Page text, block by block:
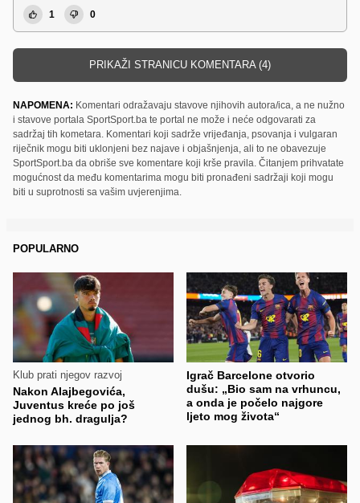
1 0
PRIKAŽI STRANICU KOMENTARA (4)
NAPOMENA: Komentari odražavaju stavove njihovih autora/ica, a ne nužno
i stavove portala SportSport.ba te portal ne može i neće odgovarati za
sadržaj tih kometara. Komentari koji sadrže vrijeđanja, psovanja i vulgaran
riječnik mogu biti uklonjeni bez najave i objašnjenja, ali to ne obavezuje
SportSport.ba da obriše sve komentare koji krše pravila. Čitanjem prihvatate
mogućnost da među komentarima mogu biti pronađeni sadržaji koji mogu
biti u suprotnosti sa vašim uvjerenjima.
POPULARNO
Klub prati njegov razvoj
Nakon Alajbegovića,
Juventus kreće po još
jednog bh. dragulja?
Igrač Barcelone otvorio
dušu: „Bio sam na vrhuncu,
a onda je počelo najgore
ljeto mog života“